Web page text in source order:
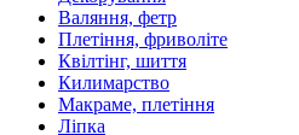
Валяння, фетр
Плетіння, фриволіте
Квілтінг, шиття
Килимарство
Макраме, плетіння
Ліпка